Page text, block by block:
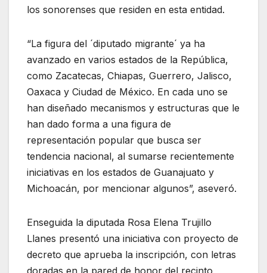
los sonorenses que residen en esta entidad.
“La figura del ´diputado migrante´ ya ha
avanzado en varios estados de la República,
como Zacatecas, Chiapas, Guerrero, Jalisco,
Oaxaca y Ciudad de México. En cada uno se
han diseñado mecanismos y estructuras que le
han dado forma a una figura de
representación popular que busca ser
tendencia nacional, al sumarse recientemente
iniciativas en los estados de Guanajuato y
Michoacán, por mencionar algunos”, aseveró.
Enseguida la diputada Rosa Elena Trujillo
Llanes presentó una iniciativa con proyecto de
decreto que aprueba la inscripción, con letras
doradas en la pared de honor del recinto